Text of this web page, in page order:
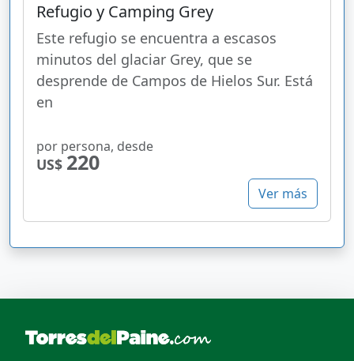
Refugio y Camping Grey
Este refugio se encuentra a escasos
minutos del glaciar Grey, que se
desprende de Campos de Hielos Sur. Está
en
por persona, desde
US$ 220
Ver más